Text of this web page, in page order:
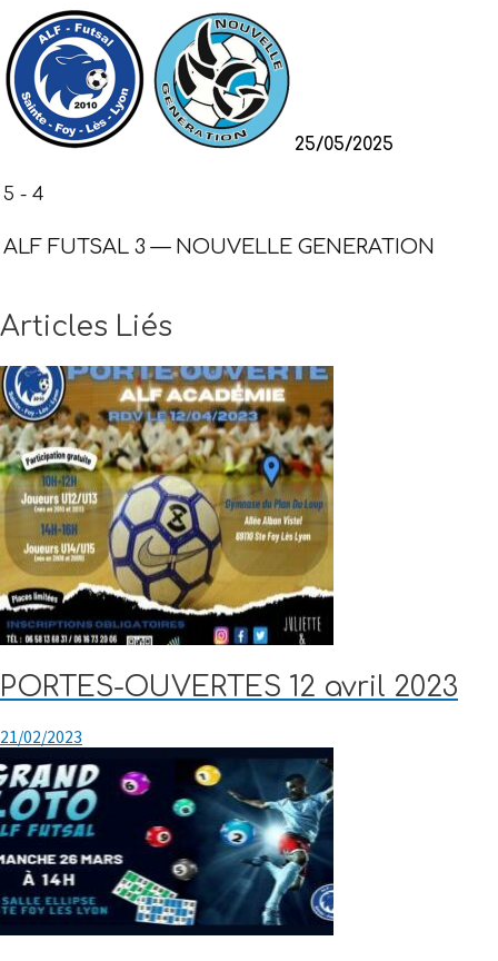
25/05/2025
5 - 4
ALF FUTSAL 3 — NOUVELLE GENERATION
Articles Liés
PORTES-OUVERTES 12 avril 2023
21/02/2023